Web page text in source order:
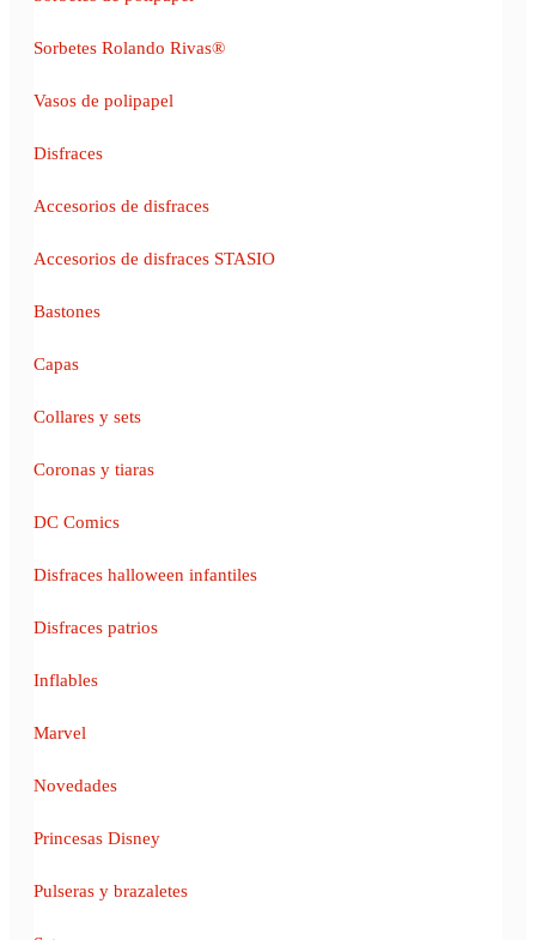
Sorbetes Rolando Rivas®
Vasos de polipapel
Disfraces
Accesorios de disfraces
Accesorios de disfraces STASIO
Bastones
Capas
Collares y sets
Coronas y tiaras
DC Comics
Disfraces halloween infantiles
Disfraces patrios
Inflables
Marvel
Novedades
Princesas Disney
Pulseras y brazaletes